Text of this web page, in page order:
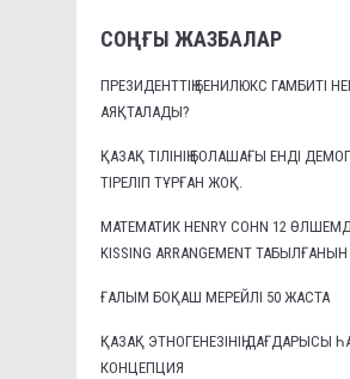
СОҢҒЫ ЖАЗБАЛАР
ПРЕЗИДЕНТТІҢ БЕНИЛЮКС ГАМБИТІ
АЯҚТАЛАДЫ?
ҚАЗАҚ ТІЛІНІҢ БОЛАШАҒЫ ЕНДІ
ТІРЕЛІП ТҰРҒАН ЖОҚ.
МАТЕМАТИК HENRY COHN 12
KISSING ARRANGEMENT
ҒАЛЫМ БОҚАШ МЕРЕЙЛІ 50 ЖАСТА
ҚАЗАҚ ЭТНОГЕНЕЗІНІҢ ДАҒДАРЫСЫ
КОНЦЕПЦИЯ